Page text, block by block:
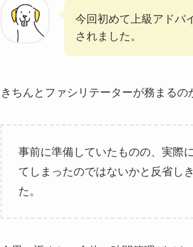
今回初めて上級アドバ
されました。
きちんとファシリテーターが務まるの
事前に準備していたものの、実際
てしまったのではないかと反省し
た。